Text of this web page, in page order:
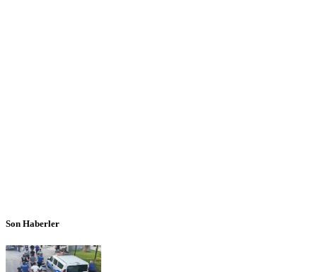
Son Haberler